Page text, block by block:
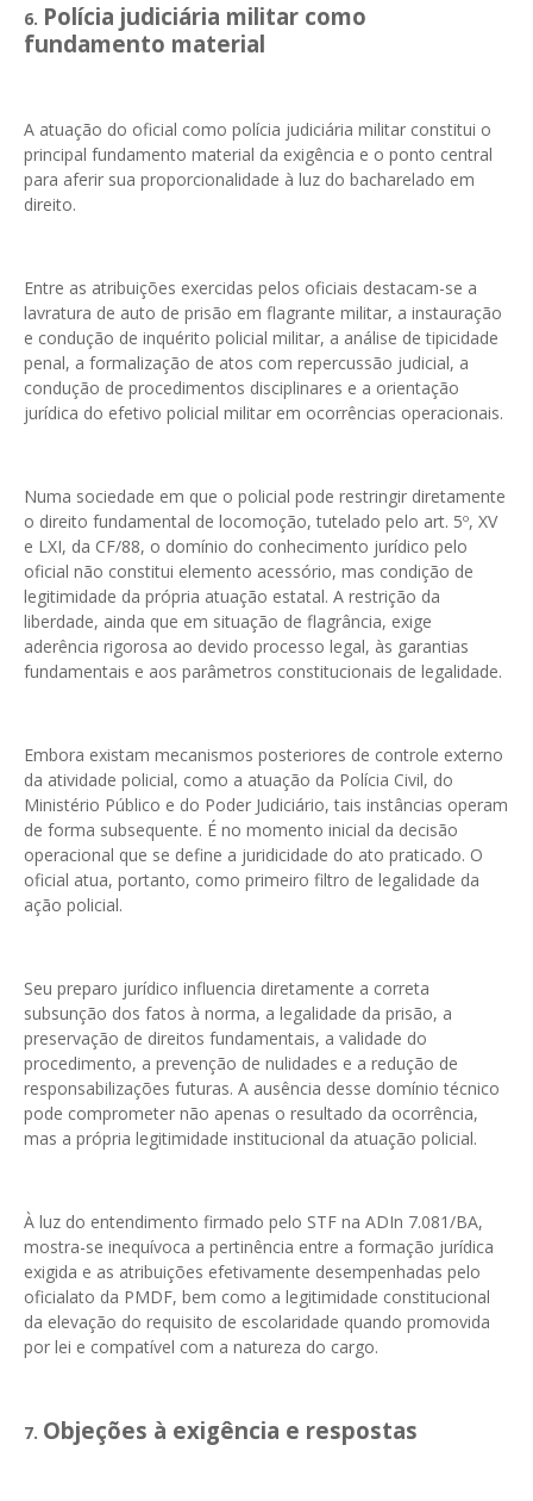
6. Polícia judiciária militar como
fundamento material
A atuação do oficial como polícia judiciária militar constitui o
principal fundamento material da exigência e o ponto central
para aferir sua proporcionalidade à luz do bacharelado em
direito.
Entre as atribuições exercidas pelos oficiais destacam-se a
lavratura de auto de prisão em flagrante militar, a instauração
e condução de inquérito policial militar, a análise de tipicidade
penal, a formalização de atos com repercussão judicial, a
condução de procedimentos disciplinares e a orientação
jurídica do efetivo policial militar em ocorrências operacionais.
Numa sociedade em que o policial pode restringir diretamente
o direito fundamental de locomoção, tutelado pelo art. 5º, XV
e LXI, da CF/88, o domínio do conhecimento jurídico pelo
oficial não constitui elemento acessório, mas condição de
legitimidade da própria atuação estatal. A restrição da
liberdade, ainda que em situação de flagrância, exige
aderência rigorosa ao devido processo legal, às garantias
fundamentais e aos parâmetros constitucionais de legalidade.
Embora existam mecanismos posteriores de controle externo
da atividade policial, como a atuação da Polícia Civil, do
Ministério Público e do Poder Judiciário, tais instâncias operam
de forma subsequente. É no momento inicial da decisão
operacional que se define a juridicidade do ato praticado. O
oficial atua, portanto, como primeiro filtro de legalidade da
ação policial.
Seu preparo jurídico influencia diretamente a correta
subsunção dos fatos à norma, a legalidade da prisão, a
preservação de direitos fundamentais, a validade do
procedimento, a prevenção de nulidades e a redução de
responsabilizações futuras. A ausência desse domínio técnico
pode comprometer não apenas o resultado da ocorrência,
mas a própria legitimidade institucional da atuação policial.
À luz do entendimento firmado pelo STF na ADIn 7.081/BA,
mostra-se inequívoca a pertinência entre a formação jurídica
exigida e as atribuições efetivamente desempenhadas pelo
oficialato da PMDF, bem como a legitimidade constitucional
da elevação do requisito de escolaridade quando promovida
por lei e compatível com a natureza do cargo.
7. Objeções à exigência e respostas